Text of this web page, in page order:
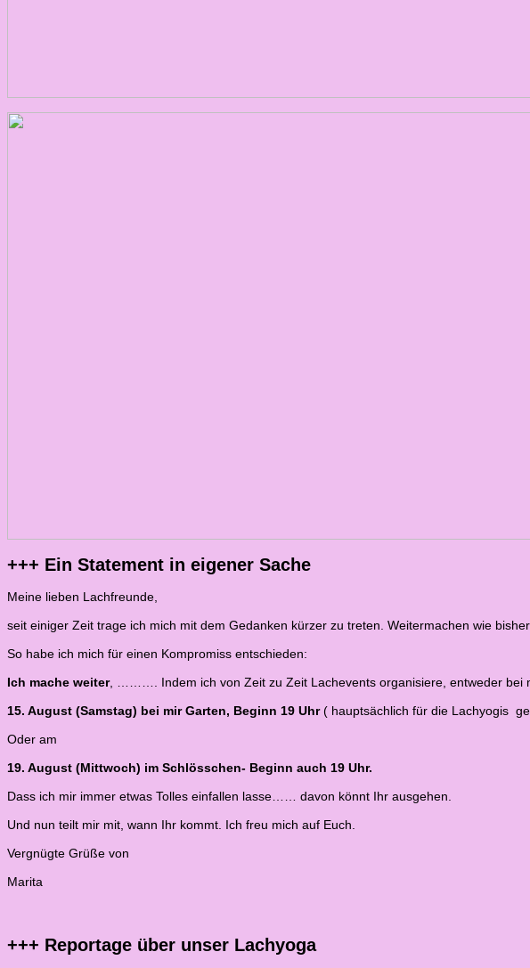
+++ Ein Statement in eigener Sache
Meine lieben Lachfreunde,
seit einiger Zeit trage ich mich mit dem Gedanken kürzer zu treten. Weitermachen wie
So habe ich mich für einen Kompromiss entschieden:
Ich mache weiter, ………. Indem ich von Zeit zu Zeit Lachevents organisiere, entweder bei
15. August (Samstag) bei mir Garten, Beginn 19 Uhr( hauptsächlich für die Lachyogis
Oder am
19. August (Mittwoch) im Schlösschen- Beginn auch 19 Uhr.
Dass ich mir immer etwas Tolles einfallen lasse…… davon könnt Ihr ausgehen.
Und nun teilt mir mit, wann Ihr kommt. Ich freu mich auf Euch.
Vergnügte Grüße von
Marita
+++ Reportage über unser Lachyoga